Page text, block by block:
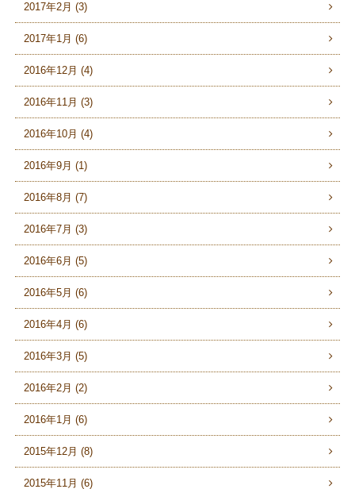
2017年2月 (3)
2017年1月 (6)
2016年12月 (4)
2016年11月 (3)
2016年10月 (4)
2016年9月 (1)
2016年8月 (7)
2016年7月 (3)
2016年6月 (5)
2016年5月 (6)
2016年4月 (6)
2016年3月 (5)
2016年2月 (2)
2016年1月 (6)
2015年12月 (8)
2015年11月 (6)